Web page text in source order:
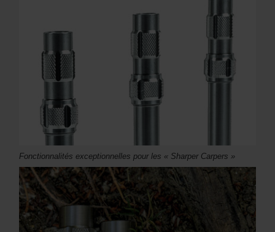
Fonctionnalités exceptionnelles pour les « Sharper Carpers »